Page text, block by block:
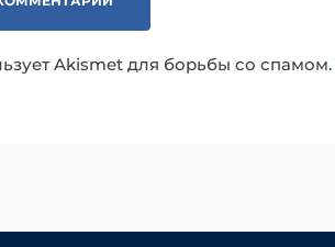
Akismet для борьбы со спамом.